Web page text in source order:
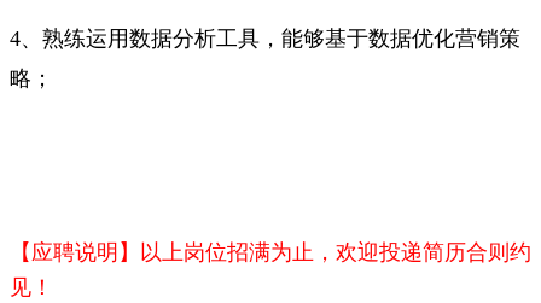
4、熟练运用数据分析工具，能够基于数据优化营销策
略；
【应聘说明】以上岗位招满为止，欢迎投递简历合则约
见！